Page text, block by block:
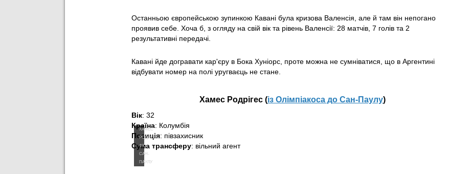
Останньою європейською зупинкою Кавані була кризова Валенсія, але й там він непогано
проявив себе. Хоча б, з огляду на свій вік та рівень Валенсії: 28 матчів, 7 голів та 2
результативні передачі.
Кавані йде догравати кар'єру в Бока Хуніорс, проте можна не сумніватися, що в Аргентині
відбувати номер на полі уругваєць не стане.
Хамес Родрігес (із Олімпіакоса до Сан-Паулу)
Вік: 32
Країна: Колумбія
Позиція: півзахисник
Сума трансферу: вільний агент
ХАМЕС
РОДРІГЕС,
ФК
САН-
ПАУЛУ